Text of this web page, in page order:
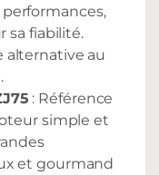
performances,
sa fiabilité.
alternative au
: Référence
simple et
et gourmand